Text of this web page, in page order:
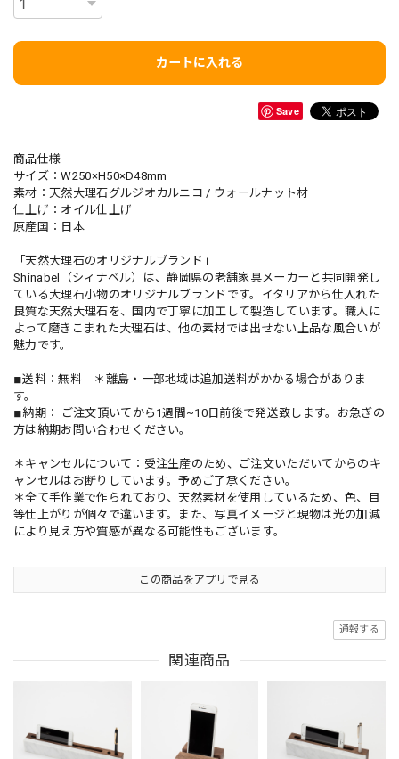
カートに入れる
Save
商品仕様
サイズ：W250×H50×D48mm
素材：天然大理石グルジオカルニコ / ウォールナット材
仕上げ：オイル仕上げ
原産国：日本
「天然大理石のオリジナルブランド」
Shinabel（シィナベル）は、静岡県の老舗家具メーカーと共同開発し
ている大理石小物のオリジナルブランドです。イタリアから仕入れた
良質な天然大理石を、国内で丁寧に加工して製造しています。職人に
よって磨きこまれた大理石は、他の素材では出せない上品な風合いが
魅力です。
◾︎送料：無料 ＊離島・一部地域は追加送料がかかる場合がありま
す。
◾︎納期： ご注文頂いてから1週間~10日前後で発送致します。お急ぎの
方は納期お問い合わせください。
＊キャンセルについて：受注生産のため、ご注文いただいてからのキ
ャンセルはお断りしています。予めご了承ください。
＊全て手作業で作られており、天然素材を使用しているため、色、目
等仕上がりが個々で違います。また、写真イメージと現物は光の加減
により見え方や質感が異なる可能性もございます。
この商品をアプリで見る
通報する
関連商品